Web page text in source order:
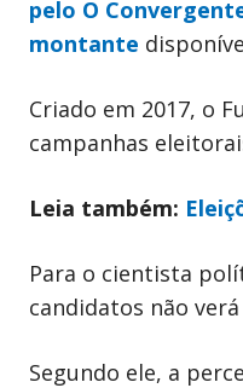
pelo O
montante
Criado em 2017, o
campanhas
Leia também:
Para o cientista
candidatos não
Segundo ele, a